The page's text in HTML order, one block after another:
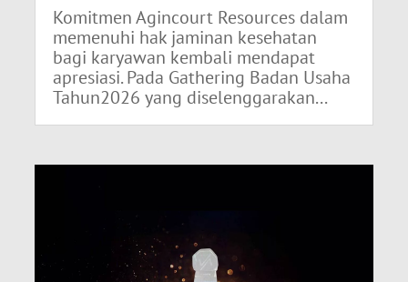
Komitmen Agincourt Resources dalam
memenuhi hak jaminan kesehatan
bagi karyawan kembali mendapat
apresiasi. Pada Gathering Badan Usaha
Tahun2026 yang diselenggarakan...